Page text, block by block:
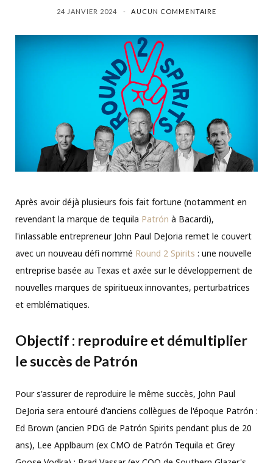
24 JANVIER 2024 AUCUN COMMENTAIRE
Après avoir déjà plusieurs fois fait fortune (notamment en
revendant la marque de tequila Patrón à Bacardi),
l'inlassable entrepreneur John Paul DeJoria remet le couvert
avec un nouveau défi nommé Round 2 Spirits : une nouvelle
entreprise basée au Texas et axée sur le développement de
nouvelles marques de spiritueux innovantes, perturbatrices
et emblématiques.
Objectif : reproduire et démultiplier
le succès de Patrón
Pour s'assurer de reproduire le même succès, John Paul
DeJoria sera entouré d'anciens collègues de l'époque Patrón :
Ed Brown (ancien PDG de Patrón Spirits pendant plus de 20
ans), Lee Applbaum (ex CMO de Patrón Tequila et Grey